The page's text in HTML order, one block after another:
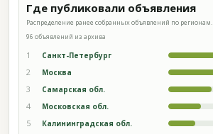
Где публиковали объявления
Распределение ранее собранных объявлений по регионам.
96 объявлений из архива
1 Санкт-Петербург
2 Москва
3 Самарская обл.
4 Московская обл.
5 Калининградская обл.